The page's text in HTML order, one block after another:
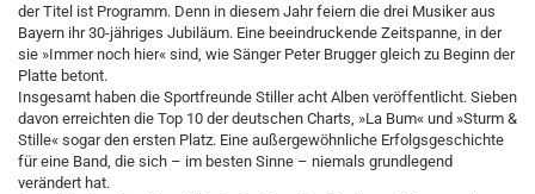
der Titel ist Programm. Denn in diesem Jahr feiern die drei Musiker aus
Bayern ihr 30-jähriges Jubiläum. Eine beeindruckende Zeitspanne, in der
sie »Immer noch hier« sind, wie Sänger Peter Brugger gleich zu Beginn der
Platte betont.
Insgesamt haben die Sportfreunde Stiller acht Alben veröffentlicht. Sieben
davon erreichten die Top 10 der deutschen Charts, »La Bum« und »Sturm &
Stille« sogar den ersten Platz. Eine außergewöhnliche Erfolgsgeschichte
für eine Band, die sich – im besten Sinne – niemals grundlegend
verändert hat.